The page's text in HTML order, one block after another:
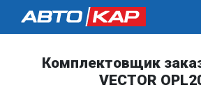
Комплектовщик
VECTOR